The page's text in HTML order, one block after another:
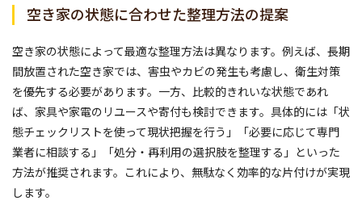
空き家の状態に合わせた整理方法の提案
空き家の状態によって最適な整理方法は異なります。例えば、長期
間放置された空き家では、害虫やカビの発生も考慮し、衛生対策
を優先する必要があります。一方、比較的きれいな状態であれ
ば、家具や家電のリユースや寄付も検討できます。具体的には「状
態チェックリストを使って現状把握を行う」「必要に応じて専門
業者に相談する」「処分・再利用の選択肢を整理する」といった
方法が推奨されます。これにより、無駄なく効率的な片付けが実現
します。